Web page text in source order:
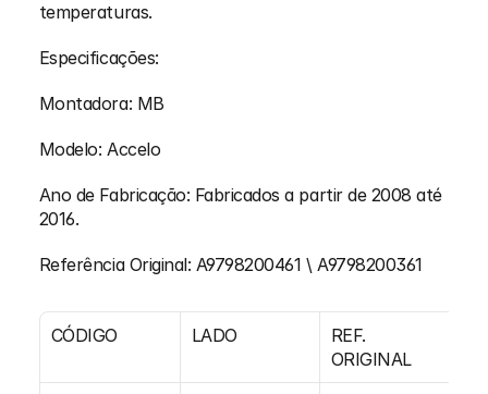
temperaturas.
Especificações:
Montadora: MB
Modelo: Accelo
Ano de Fabricação: Fabricados a partir de 2008 até
2016.
Referência Original: A9798200461 \ A9798200361
CÓDIGO LADO
REF.
ORIGINAL